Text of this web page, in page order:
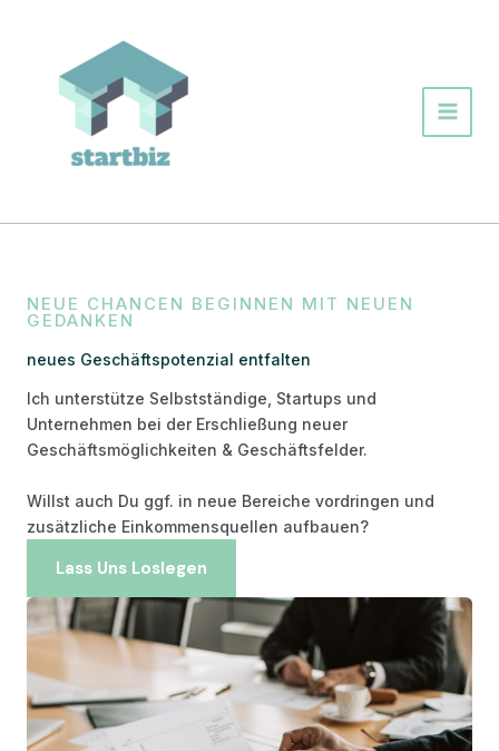
NEUE CHANCEN BEGINNEN MIT NEUEN
GEDANKEN
neues Geschäftspotenzial entfalten
Ich unterstütze Selbstständige, Startups und
Unternehmen bei der Erschließung neuer
Geschäftsmöglichkeiten & Geschäftsfelder.
Willst auch Du ggf. in neue Bereiche vordringen und
zusätzliche Einkommensquellen aufbauen?
Lass Uns Loslegen